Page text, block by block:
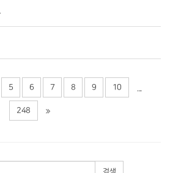
5 6 7 8 9 10 ...
248
검색